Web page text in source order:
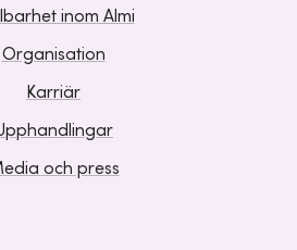
inom Almi
Organisation
Karriär
och press